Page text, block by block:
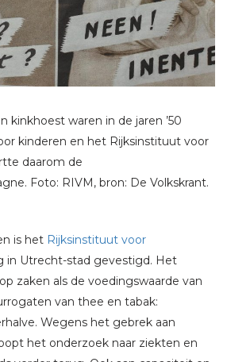
kinkhoest waren in de jaren ’50
kinderen en het Rijksinstituut voor
daarom de
Foto: RIVM, bron: De Volkskrant.
is het Rijksinstituut voor
in Utrecht-stad gevestigd. Het
zaken als de voedingswaarde van
van thee en tabak:
Wegens het gebrek aan
het onderzoek naar ziekten en